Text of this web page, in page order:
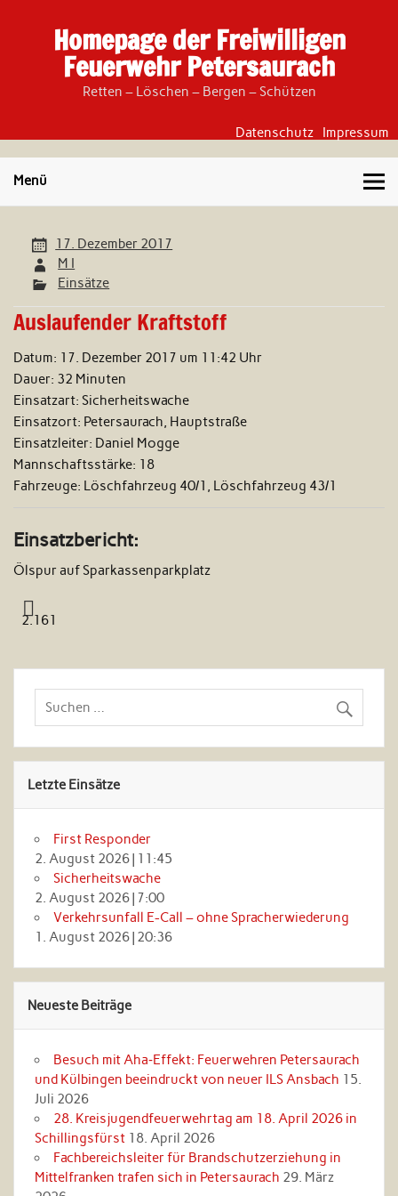
Homepage der Freiwilligen
Feuerwehr Petersaurach
Retten – Löschen – Bergen – Schützen
Datenschutz Impressum
Menü
17. Dezember 2017
M I
Einsätze
Auslaufender Kraftstoff
Datum: 17. Dezember 2017 um 11:42 Uhr
Dauer: 32 Minuten
Einsatzart: Sicherheitswache
Einsatzort: Petersaurach, Hauptstraße
Einsatzleiter: Daniel Mogge
Mannschaftsstärke: 18
Fahrzeuge: Löschfahrzeug 40/1, Löschfahrzeug 43/1
Einsatzbericht:
Ölspur auf Sparkassenparkplatz
2.161
Letzte Einsätze
First Responder
2. August 2026| 11:45
Sicherheitswache
2. August 2026| 7:00
Verkehrsunfall E-Call – ohne Spracherwiederung
1. August 2026| 20:36
Neueste Beiträge
Besuch mit Aha‑Effekt: Feuerwehren Petersaurach
und Külbingen beeindruckt von neuer ILS Ansbach 15.
Juli 2026
28. Kreisjugendfeuerwehrtag am 18. April 2026 in
Schillingsfürst 18. April 2026
Fachbereichsleiter für Brandschutzerziehung in
Mittelfranken trafen sich in Petersaurach 29. März